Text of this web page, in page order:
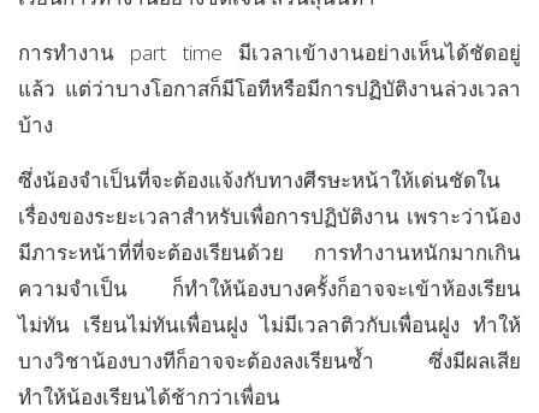
การทำงาน part time มีเวลาเข้างานอย่างเห็นได้ชัดอยู่
แล้ว แต่ว่าบางโอกาสก็มีโอทีหรือมีการปฏิบัติงานล่วงเวลา
บ้าง
ซึ่งน้องจำเป็นที่จะต้องแจ้งกับทางศีรษะหน้าให้เด่นชัดใน
เรื่องของระยะเวลาสำหรับเพื่อการปฏิบัติงาน เพราะว่าน้อง
มีภาระหน้าที่ที่จะต้องเรียนด้วย การทำงานหนักมากเกิน
ความจำเป็น ก็ทำให้น้องบางครั้งก็อาจจะเข้าห้องเรียน
ไม่ทัน เรียนไม่ทันเพื่อนฝูง ไม่มีเวลาติวกับเพื่อนฝูง ทำให้
บางวิชาน้องบางทีก็อาจจะต้องลงเรียนซ้ำ ซึ่งมีผลเสีย
ทำให้น้องเรียนได้ช้ากว่าเพื่อน